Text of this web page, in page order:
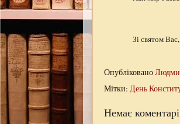
Зі святом
Опубліковано
Мітки: День
Немає